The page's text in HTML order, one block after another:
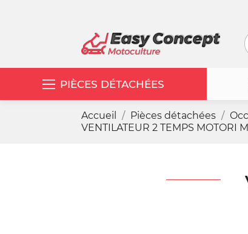
PIÈCES DÉTACHÉES
Accueil Pièces détachées
VENTILATEUR 2 TEMPS MOTORI